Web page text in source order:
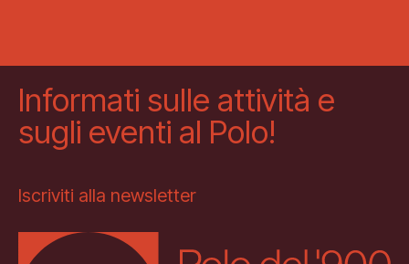
Informati sulle attività e
sugli eventi al Polo!
Iscriviti alla newsletter